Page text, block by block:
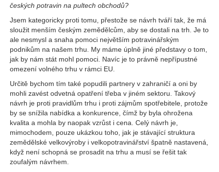
českých potravin na pultech obchodů?
Jsem kategoricky proti tomu, přestože se návrh tváří tak, že má
sloužit menším českým zemědělcům, aby se dostali na trh. Je to
ale nesmysl a snaha pomoci největším potravinářským
podnikům na našem trhu. My máme úplně jiné představy o tom,
jak by nám stát mohl pomoci. Navíc je to právně nepřípustné
omezení volného trhu v rámci EU.
Určitě bychom tím také popudili partnery v zahraničí a oni by
mohli zavést odvetná opatření třeba v jiném sektoru. Takový
návrh je proti pravidlům trhu i proti zájmům spotřebitele, protože
by se snížila nabídka a konkurence, čímž by byla ohrožena
kvalita a mohla by naopak vzrůst i cena. Celý návrh je,
mimochodem, pouze ukázkou toho, jak je stávající struktura
zemědělské velkovýroby i velkopotravinářství špatně nastavená,
když není schopná se prosadit na trhu a musí se řešit tak
zoufalým návrhem.